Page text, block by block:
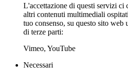
L'accettazione di questi servizi ci
altri contenuti multimediali
tuo consenso, su questo sito
di terze parti:
Vimeo, YouTube
Necessari